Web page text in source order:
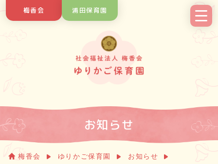
to
梅香会 浦田保育園
お知らせ
梅香会 ゆりかご保育園 お知らせ